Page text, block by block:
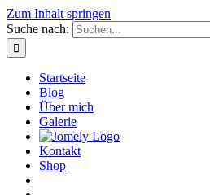
Zum Inhalt springen
Suche nach:
Startseite
Blog
Über mich
Galerie
Kontakt
Shop